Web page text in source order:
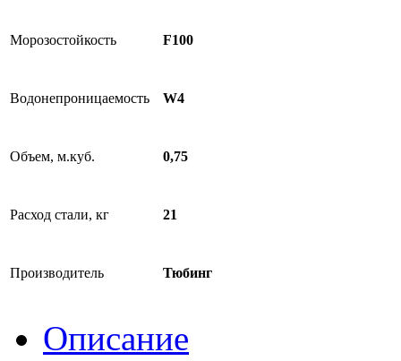
Морозостойкость F100
Водонепроницаемость W4
Объем, м.куб. 0,75
Расход стали, кг 21
Производитель Тюбинг
Описание